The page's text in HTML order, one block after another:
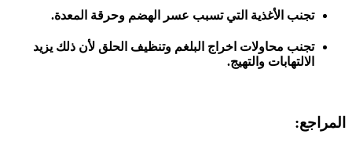
تجنب الأغذية التي تسبب عسر الهضم وحرقة المعدة.
تجنب محاولات اخراج البلغم وتنظيف الحلق لأن ذلك يزيد
الالتهابات والتهيج.
المراجع: